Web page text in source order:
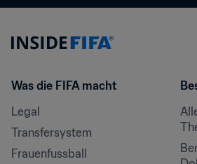
Was die FIFA macht
Legal
Transfersystem
Frauenfussball